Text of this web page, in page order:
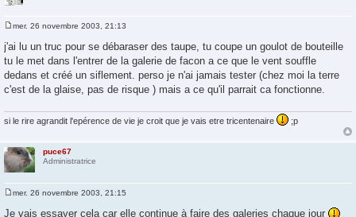
e
s
a
g
e
mer. 26 novembre 2003, 21:13
j'ai lu un truc pour se débaraser des taupe, tu coupe un goulot de bouteille
tu le met dans l'entrer de la galerie de facon a ce que le vent souffle
dedans et créé un siflement. perso je n'ai jamais tester (chez moi la terre
c'est de la glaise, pas de risque ) mais a ce qu'il parrait ca fonctionne.
si le rire agrandit l'epérence de vie je croit que je vais etre tricentenaire ;p
puce67
Administratrice
mer. 26 novembre 2003, 21:15
Je vais essayer cela car elle continue à faire des galeries chaque jour